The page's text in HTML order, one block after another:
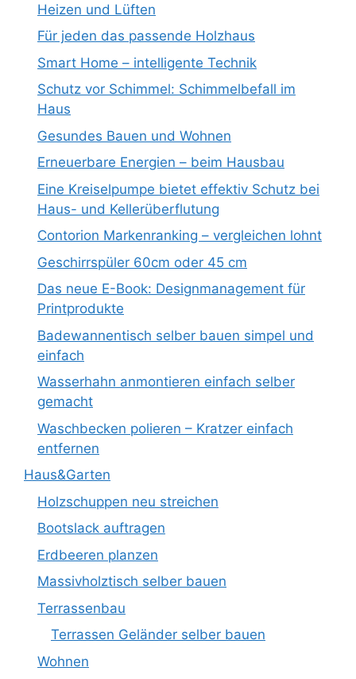
Heizen und Lüften
Für jeden das passende Holzhaus
Smart Home – intelligente Technik
Schutz vor Schimmel: Schimmelbefall im
Haus
Gesundes Bauen und Wohnen
Erneuerbare Energien – beim Hausbau
Eine Kreiselpumpe bietet effektiv Schutz bei
Haus- und Kellerüberflutung
Contorion Markenranking – vergleichen lohnt
Geschirrspüler 60cm oder 45 cm
Das neue E-Book: Designmanagement für
Printprodukte
Badewannentisch selber bauen simpel und
einfach
Wasserhahn anmontieren einfach selber
gemacht
Waschbecken polieren – Kratzer einfach
entfernen
Haus&Garten
Holzschuppen neu streichen
Bootslack auftragen
Erdbeeren planzen
Massivholztisch selber bauen
Terrassenbau
Terrassen Geländer selber bauen
Wohnen